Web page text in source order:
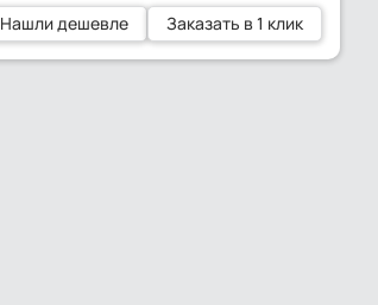
Нашли дешевле Заказать в 1 клик